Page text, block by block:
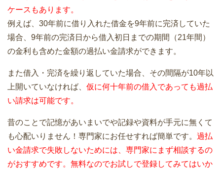
ケースもあります。
例えば、30年前に借り入れた借金を9年前に完済していた
場合、9年前の完済日から借入初日までの期間（21年間）
の金利も含めた金額の過払い金請求ができます。
また借入・完済を繰り返していた場合、その間隔が10年以
上開いていなければ、 仮に何十年前の借入であっても過払
い請求は可能です。
昔のことで記憶があいまいでや記録や資料が手元に無くて
も心配いりません！専門家にお任せすれば簡単です。 過払
い金請求で失敗しないためには、専門家にまず相談するの
がおすすめです。無料なのでお試しで登録してみてはいか